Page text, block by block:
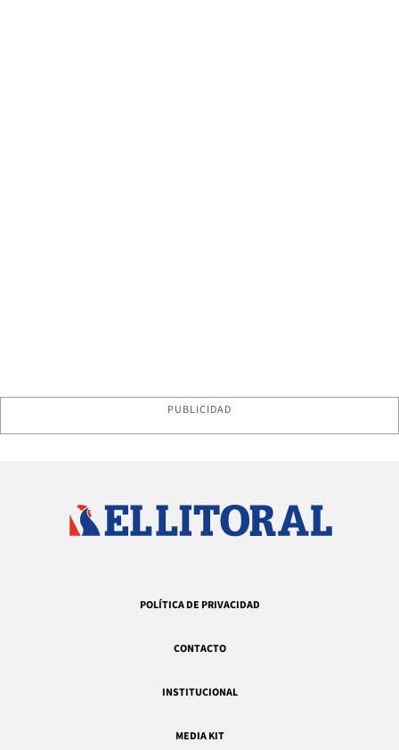
PUBLICIDAD
POLÍTICA DE PRIVACIDAD
CONTACTO
INSTITUCIONAL
MEDIA KIT